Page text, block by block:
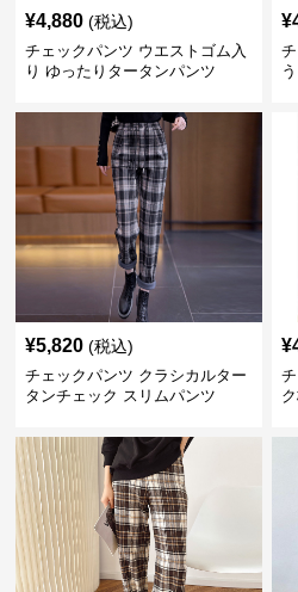
¥4,880 (税込)
チェックパンツ ウエストゴム入
り ゆったりタータンパンツ
¥
¥5,820 (税込)
チェックパンツ クラシカルター
タンチェック スリムパンツ
¥